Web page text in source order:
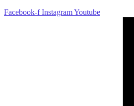
Facebook-f InstagramYoutube